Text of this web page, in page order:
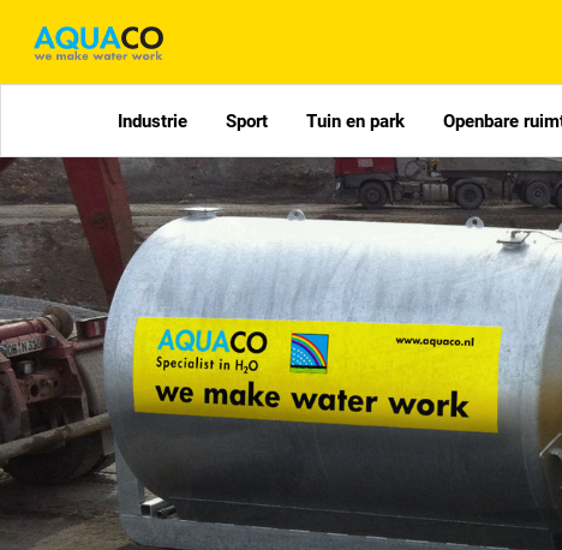
Industrie Sport Tuin en park Openbare